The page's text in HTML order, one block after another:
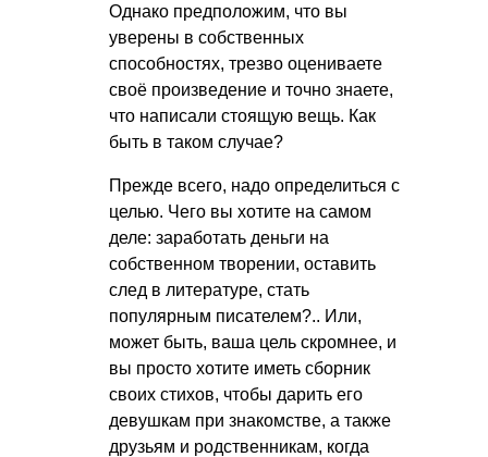
Однако предположим, что вы
уверены в собственных
способностях, трезво оцениваете
своё произведение и точно знаете,
что написали стоящую вещь. Как
быть в таком случае?
Прежде всего, надо определиться с
целью. Чего вы хотите на самом
деле: заработать деньги на
собственном творении, оставить
след в литературе, стать
популярным писателем?.. Или,
может быть, ваша цель скромнее, и
вы просто хотите иметь сборник
своих стихов, чтобы дарить его
девушкам при знакомстве, а также
друзьям и родственникам, когда